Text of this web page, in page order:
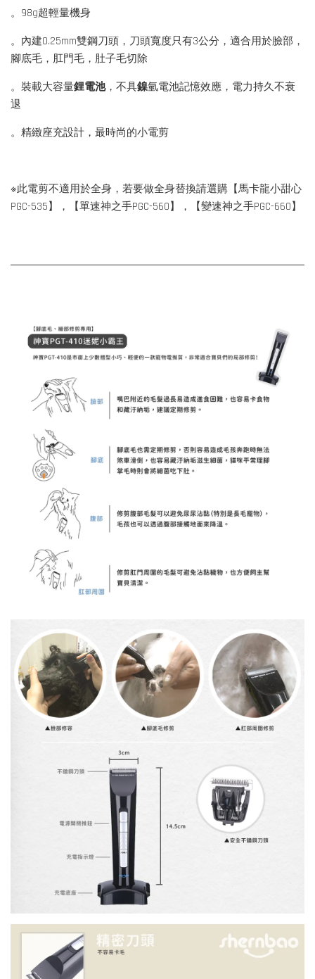
。98g超輕量機身
。內建0.25mm雙鋼刀頭，刀頭寬度只有3公分，適合用於臉部，
腳底毛，肛門毛，肚子毛切除
。裝載大容量鋰電池，不具鎳氫電池記憶效應，電力持久不衰
退
。精緻座充設計，最時尚的小電剪
※此電剪不適用於全身，若要做全身替換請選購【馬卡龍小甜心
PGC-535】，【單速神之手PGC-560】，【變速神之手PGC-660】